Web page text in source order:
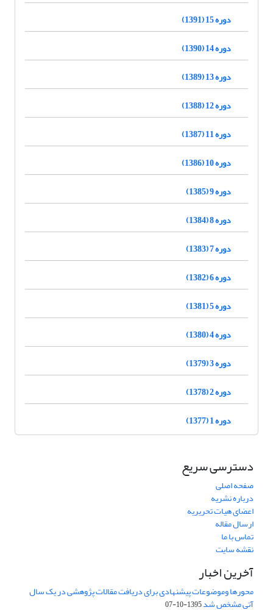
دوره 15 (1391)
دوره 14 (1390)
دوره 13 (1389)
دوره 12 (1388)
دوره 11 (1387)
دوره 10 (1386)
دوره 9 (1385)
دوره 8 (1384)
دوره 7 (1383)
دوره 6 (1382)
دوره 5 (1381)
دوره 4 (1380)
دوره 3 (1379)
دوره 2 (1378)
دوره 1 (1377)
دسترسی سریع
صفحه اصلی
درباره نشریه
اعضای هیات تحریریه
ارسال مقاله
تماس با ما
نقشه سایت
آخرین اخبار
محورها وموضوعات پیشنهادی برای دریافت مقالات پژوهشی در یک سال
آتی مشخص شد1395-10-07